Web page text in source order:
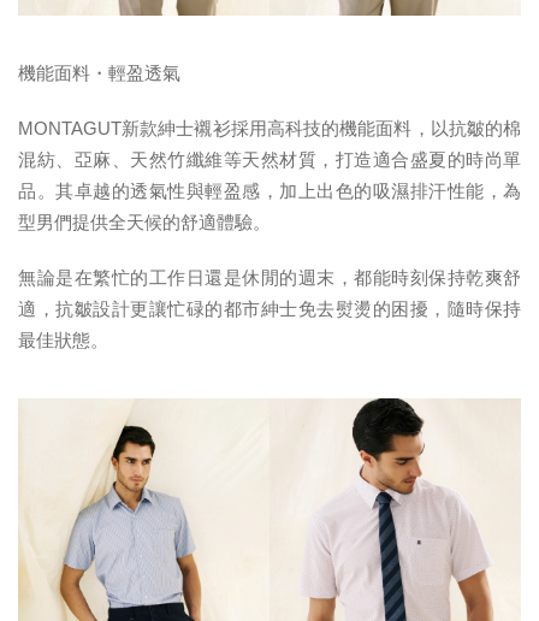
機能面料・輕盈透氣
MONTAGUT新款紳士襯衫採用高科技的機能面料，以抗皺的棉
混紡、亞麻、天然竹纖維等天然材質，打造適合盛夏的時尚單
品。其卓越的透氣性與輕盈感，加上出色的吸濕排汗性能，為
型男們提供全天候的舒適體驗。
無論是在繁忙的工作日還是休閒的週末，都能時刻保持乾爽舒
適，抗皺設計更讓忙碌的都市紳士免去熨燙的困擾，隨時保持
最佳狀態。